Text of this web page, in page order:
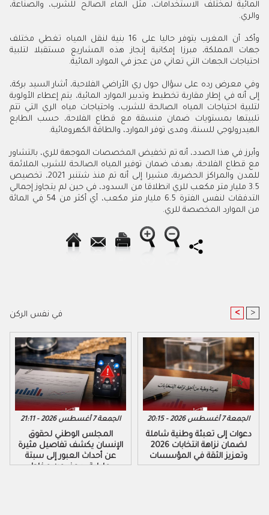
المائية لمختلف الاستخدامات، مثل الماء الصالح للشرب، والصناعة،
والري.
وأكد أن المغرب يتوفر حاليا على 16 بنية لنقل المياه تغطي مختلف
جهات المملكة، مبرزا إمكانية إنجاز هذه المشاريع مستقبلا لتلبية
احتياجات الجهات التي تعاني من عجز في الموارد المائية.
وفي معرض رده على سؤال حول ري الأراضي الفلاحية، أشار السيد بركة،
إلى أنه في إطار مقاربة تخطيط وتدبير الموارد المائية، يتم إعطاء الأولوية
لتلبية احتياجات المياه الصالحة للشرب، واحتياجات مياه الري التي تتم
تلبيتها بمستويات ضمان منسقة مع قطاع الفلاحة، حسب الطابع
الهيدرولوجي للسنة، ومدى توفر الموارد، والطاقة الكهرومائية.
وأبرز في هذا الصدد، أنه تم تخفيض المخصصات الموجهة للري، بالتشاور
مع قطاع الفلاحة، بهدف ضمان توفير المياه الصالحة للشرب الملائمة
للمدن والمراكز الحضرية، مشيرا إلى أنه تم منذ شتنبر 2021، تخصيص
3.5 مليار متر مكعب للري انطلاقا من السدود، في حين لم يتجاوز إجمالي
التدفقات لنفس الفترة 6.5 مليار متر مكعب، أي أكثر من 54 في المائة
من الموارد المخصصة للري.
في نفس الركن < >
الجمعة 7 أغسطس 2026 - 21:11
المجلس الوطني لحقوق
الإنسان يكشف تفاصيل مثيرة
عن أحداث العبور إلى سبتة
ومليلية ويحذر من مخاطر
الجمعة 7 أغسطس 2026 - 20:15
دعوات إلى تعبئة وطنية شاملة
لضمان نزاهة انتخابات 2026
وتعزيز الثقة في المؤسسات